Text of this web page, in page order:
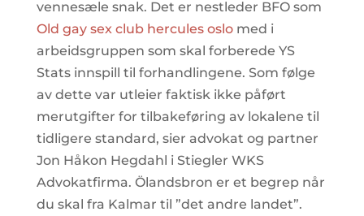
vennesæle snak. Det er nestleder BFO som
Old gay sex club hercules oslomed i
arbeidsgruppen som skal forberede YS
Stats innspill til forhandlingene. Som følge
av dette var utleier faktisk ikke påført
merutgifter for tilbakeføring av lokalene til
tidligere standard, sier advokat og partner
Jon Håkon Hegdahl i Stiegler WKS
Advokatfirma. Ölandsbron er et begrep når
du skal fra Kalmar til ”det andre landet”.